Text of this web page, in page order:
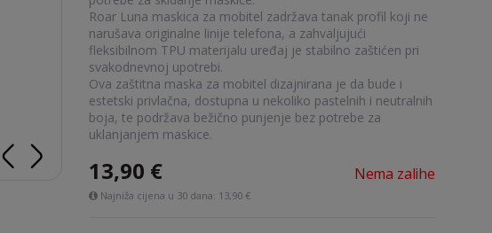
Roar Luna maskica za mobitel zadržava tanak profil koji ne
narušava originalne linije telefona, a zahvaljujući
fleksibilnom TPU materijalu uređaj je stabilno zaštićen pri
svakodnevnoj upotrebi.
Ova zaštitna maska za mobitel dizajnirana je da bude i
estetski privlačna, dostupna u nekoliko pastelnih i neutralnih
boja, te podržava bežično punjenje bez potrebe za
uklanjanjem maskice.
13,90 €
Najniža cijena u 30 dana: 13,90 €
Nema zalihe